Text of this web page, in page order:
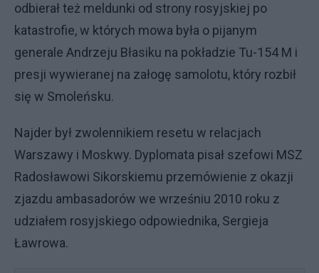
odbierał też meldunki od strony rosyjskiej po
katastrofie, w których mowa była o pijanym
generale Andrzeju Błasiku na pokładzie Tu-154 M i
presji wywieranej na załogę samolotu, który rozbił
się w Smoleńsku.
Najder był zwolennikiem resetu w relacjach
Warszawy i Moskwy. Dyplomata pisał szefowi MSZ
Radosławowi Sikorskiemu przemówienie z okazji
zjazdu ambasadorów we wrześniu 2010 roku z
udziałem rosyjskiego odpowiednika, Sergieja
Ławrowa.